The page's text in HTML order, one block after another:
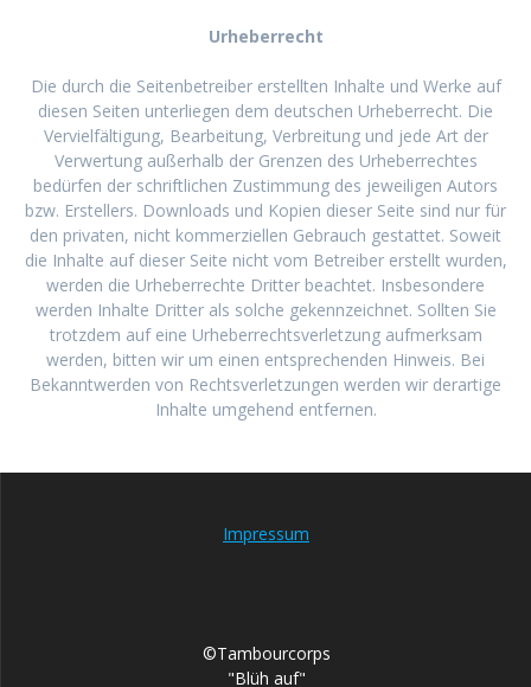
Urheberrecht
Die durch die Seitenbetreiber erstellten Inhalte und Werke auf
diesen Seiten unterliegen dem deutschen Urheberrecht. Die
Vervielfältigung, Bearbeitung, Verbreitung und jede Art der
Verwertung außerhalb der Grenzen des Urheberrechtes
bedürfen der schriftlichen Zustimmung des jeweiligen Autors
bzw. Erstellers. Downloads und Kopien dieser Seite sind nur für
den privaten, nicht kommerziellen Gebrauch gestattet. Soweit
die Inhalte auf dieser Seite nicht vom Betreiber erstellt wurden,
werden die Urheberrechte Dritter beachtet. Insbesondere
werden Inhalte Dritter als solche gekennzeichnet. Sollten Sie
trotzdem auf eine Urheberrechtsverletzung aufmerksam
werden, bitten wir um einen entsprechenden Hinweis. Bei
Bekanntwerden von Rechtsverletzungen werden wir derartige
Inhalte umgehend entfernen.
Impressum
©Tambourcorps
"Blüh auf"